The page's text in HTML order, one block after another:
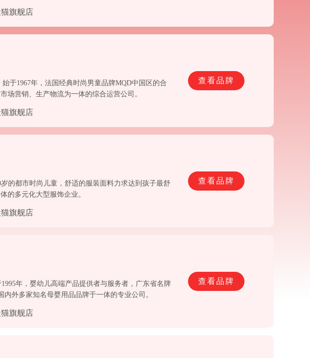
猫旗舰店
于1967年，法国经典时尚男童品牌MQD中国区的合
场营销、生产物流为一体的综合运营公司。
猫旗舰店
查看品牌
的都市时尚儿童，舒适的服装面料力求达到孩子最舒
的多元化大型服饰企业。
猫旗舰店
查看品牌
年，婴幼儿高端产品提供者与服务者，广东省名牌
外多家知名母婴用品品牌于一体的专业公司。
猫旗舰店
查看品牌